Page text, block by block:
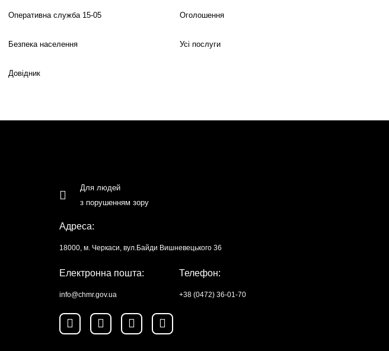
Оперативна служба 15-05 Оголошення
Безпека населення Усі послуги
Довідник
Для людей
з порушенням зору
Адреса:
18000, м. Черкаси, вул.Байди Вишневецького 36
Електронна пошта:
info@chmr.gov.ua
Телефон:
+38 (0472) 36-01-70